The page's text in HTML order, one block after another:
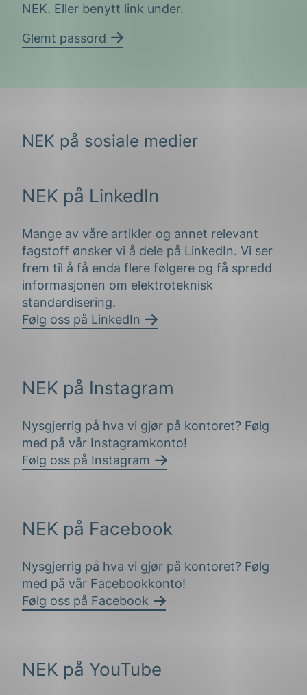
NEK. Eller benytt link under.
Glemt passord
NEK på sosiale medier
NEK på LinkedIn
Mange av våre artikler og annet relevant
fagstoff ønsker vi å dele på LinkedIn. Vi ser
frem til å få enda flere følgere og få spredd
informasjonen om elektroteknisk
standardisering.
Følg oss på LinkedIn
NEK på Instagram
Nysgjerrig på hva vi gjør på kontoret? Følg
med på vår Instagramkonto!
Følg oss på Instagram
NEK på Facebook
Nysgjerrig på hva vi gjør på kontoret? Følg
med på vår Facebookkonto!
Følg oss på Facebook
NEK på YouTube